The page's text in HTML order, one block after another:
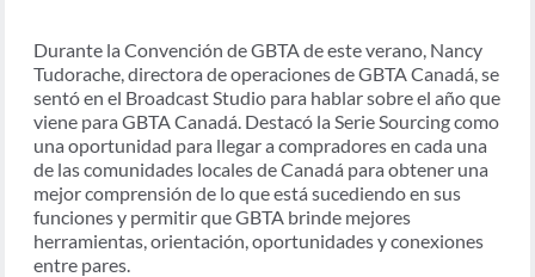
Durante la Convención de GBTA de este verano, Nancy
Tudorache, directora de operaciones de GBTA Canadá, se
sentó en el Broadcast Studio para hablar sobre el año que
viene para GBTA Canadá. Destacó la Serie Sourcing como
una oportunidad para llegar a compradores en cada una
de las comunidades locales de Canadá para obtener una
mejor comprensión de lo que está sucediendo en sus
funciones y permitir que GBTA brinde mejores
herramientas, orientación, oportunidades y conexiones
entre pares.